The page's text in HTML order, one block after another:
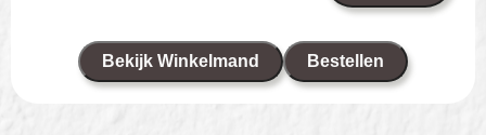
Bekijk Winkelmand Bestellen